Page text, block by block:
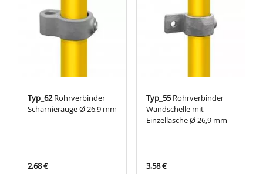
Typ_62Rohrverbinder
Scharnierauge Ø 26,9 mm
2,68 €
Typ_55Rohrverbinder
Wandschelle mit
Einzellasche Ø 26,9 mm
3,58 €